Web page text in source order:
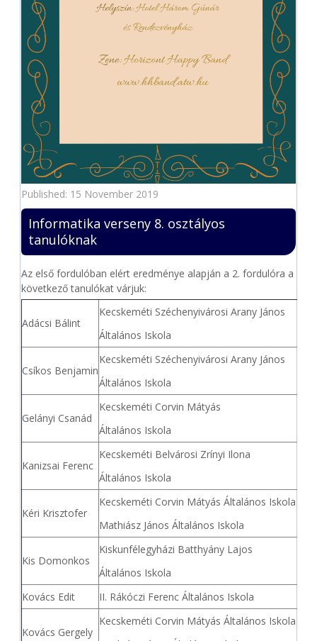
Published: 15 November 2019
Informatika verseny 8. osztályos
tanulóknak
Az első fordulóban elért eredménye alapján a 2. fordulóra a
következő tanulókat várjuk:
Adácsi Bálint
Kecskeméti Széchenyivárosi Arany János
Általános Iskola
Csíkos Benjamin
Kecskeméti Széchenyivárosi Arany János
Általános Iskola
Gelányi Csanád
Kecskeméti Corvin Mátyás
Általános Iskola
Kanizsai Ferenc
Kecskeméti Belvárosi Zrínyi Ilona
Általános Iskola
Kéri Krisztofer
Kecskeméti Corvin Mátyás Általános Iskola
Mathiász János Általános Iskola
Kis Domonkos
Kiskunfélegyházi Batthyány Lajos
Általános Iskola
Kovács Edit
II. Rákóczi Ferenc Általános Iskola
Kovács Gergely
Kecskeméti Corvin Mátyás Általános Iskola